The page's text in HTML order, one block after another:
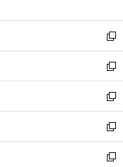
開
く
ウ
で
開
く
ン
ド
ウ
で
開
く
ウ
ィ
ン
ド
ウ
で
開
く
新
し
い
ウ
ィ
ン
ド
ウ
で
新
し
い
ウ
ィ
ン
ド
新
し
い
ウ
ィ
新
し
い
新